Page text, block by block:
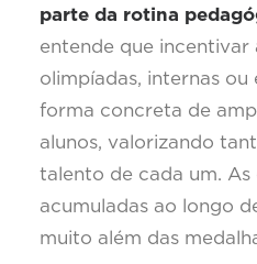
parte da rotina
entende que
olimpíadas, internas ou
forma concreta de
alunos, valorizando
talento de cada um. As
acumuladas ao longo
muito além das